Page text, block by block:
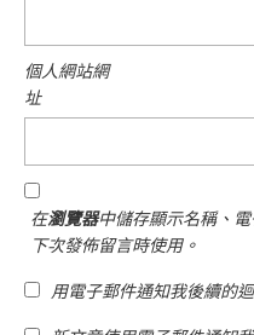
個人網站網
址
在瀏覽器中儲存顯示名稱、
下次發佈留言時使用。
用電子郵件通知我後續的